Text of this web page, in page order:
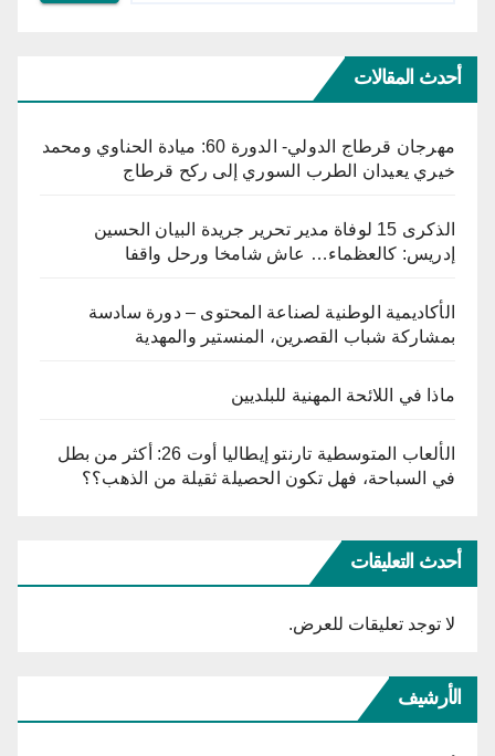
أحدث المقالات
مهرجان قرطاج الدولي- الدورة 60: ميادة الحناوي ومحمد
خيري يعيدان الطرب السوري إلى ركح قرطاج
الذكرى 15 لوفاة مدير تحرير جريدة البيان الحسين
إدريس: كالعظماء… عاش شامخا ورحل واقفا
الأكاديمية الوطنية لصناعة المحتوى – دورة سادسة
بمشاركة شباب القصرين، المنستير والمهدية
ماذا في اللائحة المهنية للبلديين
الألعاب المتوسطية تارنتو إيطاليا أوت 26: أكثر من بطل
في السباحة، فهل تكون الحصيلة ثقيلة من الذهب؟؟
أحدث التعليقات
لا توجد تعليقات للعرض.
الأرشيف